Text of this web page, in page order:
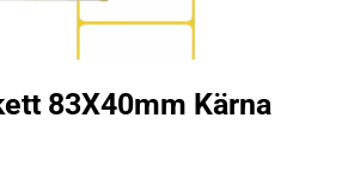
83X40mm Kärna